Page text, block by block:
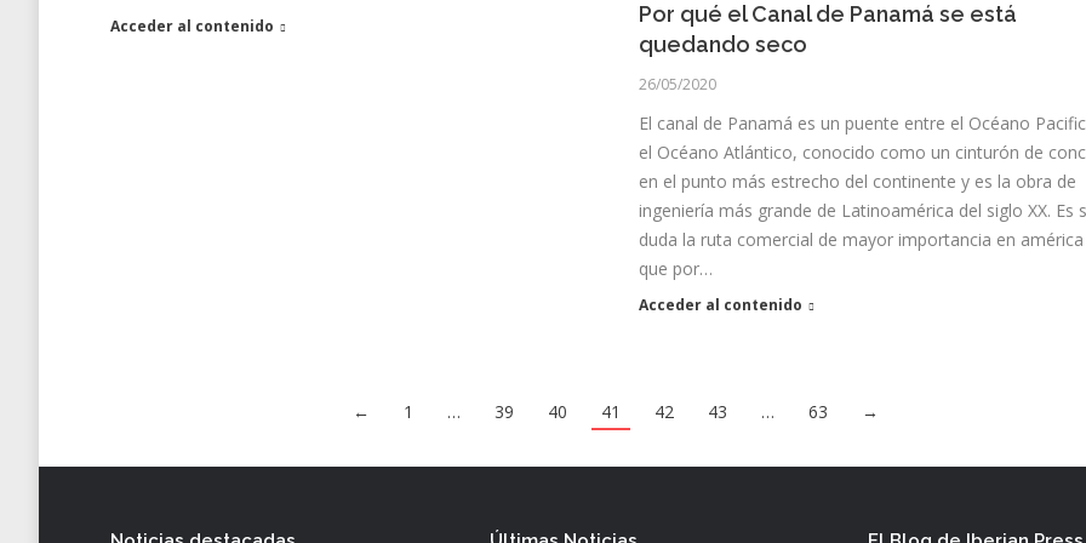
Acceder al contenido
Por qué el Canal de Panamá se está
quedando seco
26/05/2020
El canal de Panamá es un puente entre el Océano
el Océano Atlántico, conocido como un cinturón de
en el punto más estrecho del continente y es la obra de
ingeniería más grande de Latinoamérica del siglo XX. Es
duda la ruta comercial de mayor importancia en américa
que por…
Acceder al contenido
← 1 … 39 40 41 42 43 … 63 →